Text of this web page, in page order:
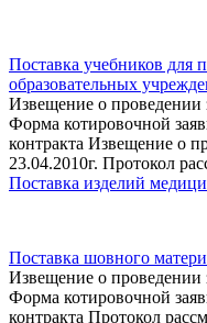
Поставка учебников для
образовательных
Извещение о проведении
Форма котировочной
контракта Извещение о
23.04.2010г. Протокол
Поставка изделий
Поставка шовного
Извещение о проведении
Форма котировочной
контракта Протокол